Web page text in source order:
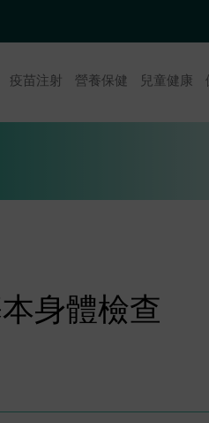
疫苗注射 營養保健 兒童健康
身體檢查